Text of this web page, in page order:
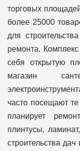
торговых
более 25000
для
ремонта.
себя открытую
магазин
часто посещают
планирует
плинтусы,
строительства